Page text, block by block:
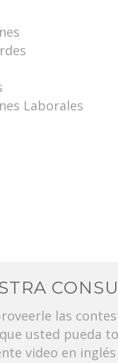
Laborales
las
usted pueda
video en